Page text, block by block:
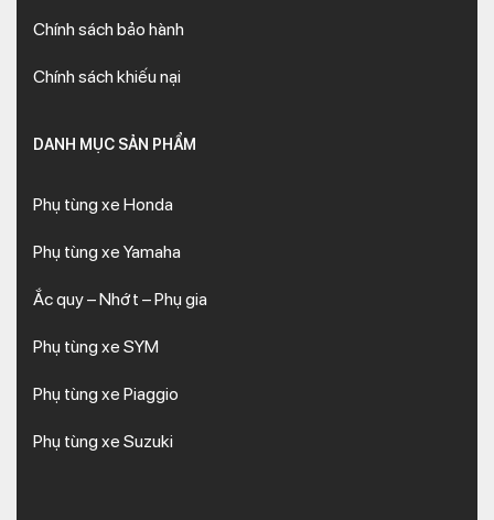
Chính sách bảo hành
Chính sách khiếu nại
DANH MỤC SẢN PHẨM
Phụ tùng xe Honda
Phụ tùng xe Yamaha
Ắc quy – Nhớt – Phụ gia
Phụ tùng xe SYM
Phụ tùng xe Piaggio
Phụ tùng xe Suzuki